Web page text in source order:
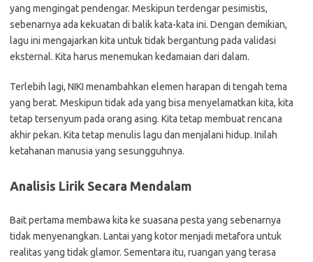
yang mengingat pendengar. Meskipun terdengar pesimistis,
sebenarnya ada kekuatan di balik kata-kata ini. Dengan demikian,
lagu ini mengajarkan kita untuk tidak bergantung pada validasi
eksternal. Kita harus menemukan kedamaian dari dalam.
Terlebih lagi, NIKI menambahkan elemen harapan di tengah tema
yang berat. Meskipun tidak ada yang bisa menyelamatkan kita, kita
tetap tersenyum pada orang asing. Kita tetap membuat rencana
akhir pekan. Kita tetap menulis lagu dan menjalani hidup. Inilah
ketahanan manusia yang sesungguhnya.
Analisis Lirik Secara Mendalam
Bait pertama membawa kita ke suasana pesta yang sebenarnya
tidak menyenangkan. Lantai yang kotor menjadi metafora untuk
realitas yang tidak glamor. Sementara itu, ruangan yang terasa